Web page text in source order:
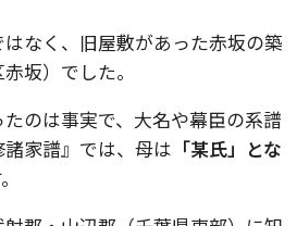
なく、旧屋敷があった赤坂の築
坂）でした。
のは事実で、大名や幕臣の系譜
家譜』では、母は 「某氏」とな